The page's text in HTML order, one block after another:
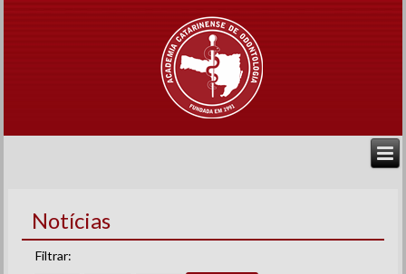
Notícias
Filtrar: